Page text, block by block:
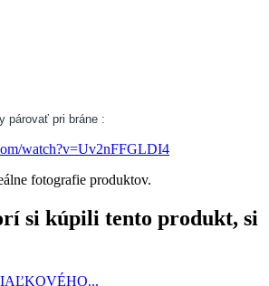
párovať pri bráne :
watch?v=Uv2nFFGLDI4
fotografie produktov.
si kúpili tento produkt, si